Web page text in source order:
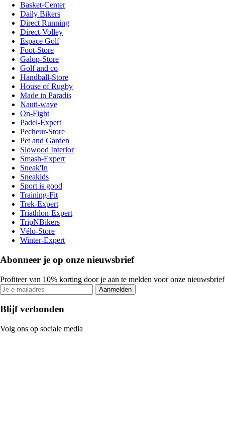
Basket-Center
Daily Bikers
Direct Running
Direct-Volley
Espace Golf
Foot-Store
Galop-Store
Golf and co
Handball-Store
House of Rugby
Made in Paradis
Nauti-wave
On-Fight
Padel-Expert
Pecheur-Store
Pet and Garden
Slowood Interior
Smash-Expert
Sneak'In
Sneakids
Sport is good
Training-Fit
Trek-Expert
Triathlon-Expert
TripNBikers
Vélo-Store
Winter-Expert
Abonneer je op onze nieuwsbrief
Profiteer van 10% korting door je aan te melden voor onze nieuwsbrief
Aanmelden
Blijf verbonden
Volg ons op sociale media